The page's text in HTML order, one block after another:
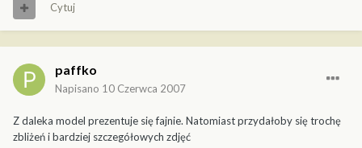
Cytuj
paffko
Napisano 10 Czerwca 2007
Z daleka model prezentuje się fajnie. Natomiast przydałoby się trochę
zbliżeń i bardziej szczegółowych zdjęć